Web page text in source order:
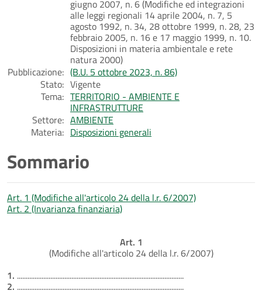
giugno 2007, n. 6 (Modifiche ed integrazioni
alle leggi regionali 14 aprile 2004, n. 7, 5
agosto 1992, n. 34, 28 ottobre 1999, n. 28, 23
febbraio 2005, n. 16 e 17 maggio 1999, n. 10.
Disposizioni in materia ambientale e rete
natura 2000)
Pubblicazione: (B.U. 5 ottobre 2023, n. 86)
Stato: Vigente
Tema: TERRITORIO - AMBIENTE E
INFRASTRUTTURE
Settore: AMBIENTE
Materia: Disposizioni generali
Sommario
Art. 1 (Modifiche all'articolo 24 della l.r. 6/2007)
Art. 2 (Invarianza finanziaria)
Art. 1
(Modifiche all'articolo 24 della l.r. 6/2007)
1. ...............................................................................................
2. ...............................................................................................